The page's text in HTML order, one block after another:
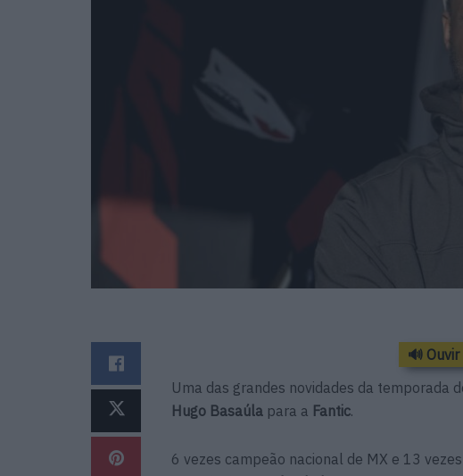
🔊
Uma das grandes novidades da temporada
Hugo Basaúla para a Fantic.
6 vezes campeão nacional de MX e 13